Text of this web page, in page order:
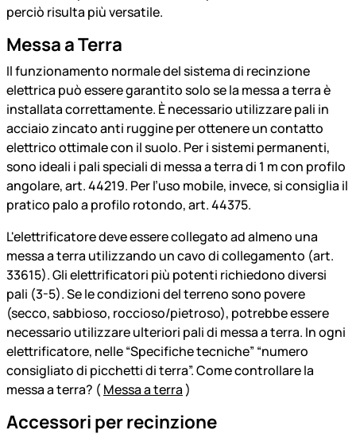
perciò risulta più versatile.
Messa a Terra
Il funzionamento normale del sistema di recinzione
elettrica può essere garantito solo se la messa a terra è
installata correttamente. È necessario utilizzare pali in
acciaio zincato anti ruggine per ottenere un contatto
elettrico ottimale con il suolo. Per i sistemi permanenti,
sono ideali i pali speciali di messa a terra di 1 m con profilo
angolare, art. 44219. Per l’uso mobile, invece, si consiglia il
pratico palo a profilo rotondo, art. 44375.
L'elettrificatore deve essere collegato ad almeno una
messa a terra utilizzando un cavo di collegamento (art.
33615). Gli elettrificatori più potenti richiedono diversi
pali (3-5). Se le condizioni del terreno sono povere
(secco, sabbioso, roccioso/pietroso), potrebbe essere
necessario utilizzare ulteriori pali di messa a terra. In ogni
elettrificatore, nelle “Specifiche tecniche” “numero
consigliato di picchetti di terra”. Come controllare la
messa a terra? ( Messa a terra)
Accessori per recinzione